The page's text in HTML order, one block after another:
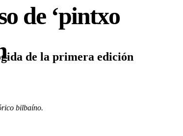
de ‘pintxo
de la primera edición
bilbaíno.